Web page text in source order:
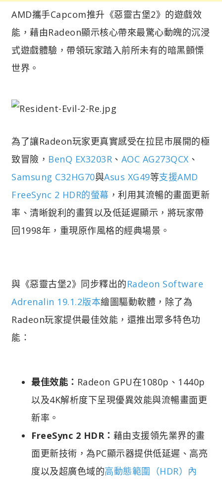
AMD攜手Capcom推升《惡靈古堡2》的遊戲效
能，藉由Radeon顯示核心帶來最驚心動魄的沉浸
式遊戲體驗，帶領玩家踏入前所未有的暗黑顫慄
世界。
為了讓Radeon玩家更真實感受在拉昆市展開的極
致冒險， BenQ EX3203R 、 AOC AG273QCX 、
Samsung C32HG70與Asus XG49等支援AMD
FreeSync 2 HDR的螢幕 ，利用其流暢的畫面更新
率、清晰銳利的畫質以及低延遲顯示，將玩家帶
回1998年，重現原作風格的經典場景。
與《惡靈古堡2》同步釋出的Radeon Software
Adrenalin 19.1.2版本繪圖驅動軟體，除了為
Radeon玩家提供最佳效能，還推出眾多特色功
能：
最佳效能： Radeon GPU在1080p、1440p
以及4K解析度下呈現優異效能與流暢畫面更
新率。
FreeSync 2 HDR： 藉由支援領先業界的畫
面更新技術，為PC顯示器提供低延遲、高亮
度以及超廣色域的高動態範圍（HDR）內